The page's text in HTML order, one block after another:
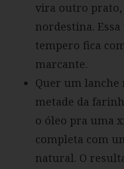
vira outro prato,
nordestina.
tempero fica
marcante.
Quer um lanche
metade da
o óleo pra uma
completa com
natural. O